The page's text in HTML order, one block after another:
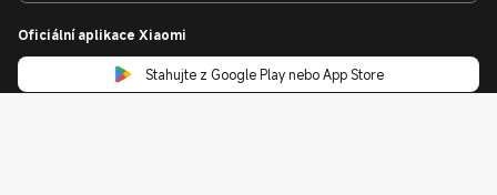
Oficiální aplikace Xiaomi
Stahujte z Google Play nebo App Store